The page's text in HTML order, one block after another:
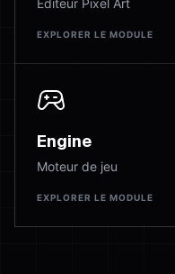
Éditeur Pixel Art
EXPLORER LE MODULE
Engine
Moteur de jeu
EXPLORER LE MODULE